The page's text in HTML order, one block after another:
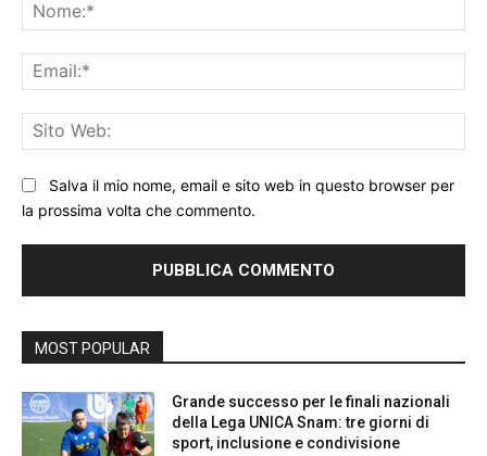
Salva il mio nome, email e sito web in questo browser per
la prossima volta che commento.
MOST POPULAR
Grande successo per le finali nazionali
della Lega UNICA Snam: tre giorni di
sport, inclusione e condivisione